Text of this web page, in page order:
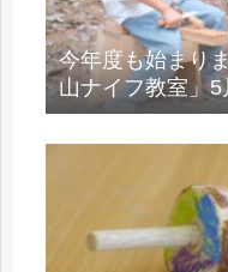
今年度も始まり
山ナイフ教室」